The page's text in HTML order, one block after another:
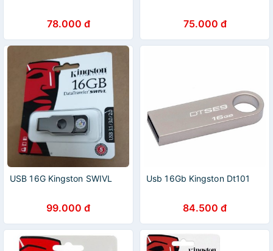
78.000 đ 75.000 đ
USB 16G Kingston SWIVL
99.000 đ
Usb 16Gb Kingston Dt101
84.500 đ